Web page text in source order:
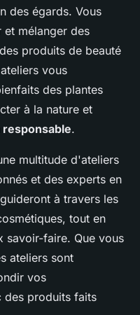
des égards. Vous
mélanger des
produits de beauté
vous
des plantes
à la nature et
.
multitude d'ateliers
et des experts en
à travers les
tout en
savoir-faire. Que vous
ateliers sont
vos
des produits faits